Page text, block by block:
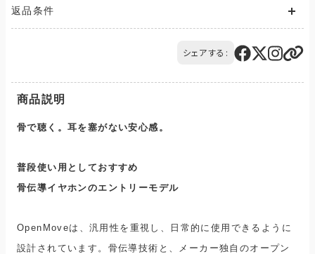
じて異なります。
また、複数の商品を同時にご購入された場合、送料は商品ごと
ご購入のお手続きの際、「お届け先入力」の画面にてお届け先情
配送・送料について
返品条件
14日以内にQTnetお客さまセンターにお電話にてご連絡くださ
交換または返品とさせていただきます。（送料は当社負担）
シェアする:
商品説明
骨で聴く。耳を塞がない安心感。
普段使い用としておすすめ
骨伝導イヤホンのエントリーモデル
OpenMoveは、汎用性を重視し、日常的に使用できるように
設計されています。骨伝導技術と、メーカー独自のオープン